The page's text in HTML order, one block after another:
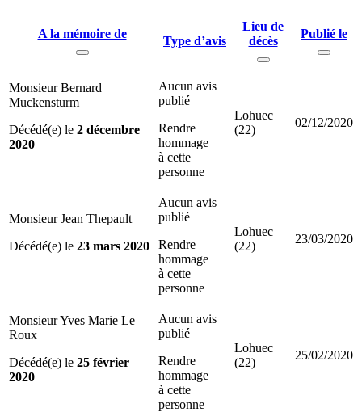
A la mémoire de
Type d’avis
Lieu de
décès
Publié le
Monsieur Bernard
Muckensturm
Décédé(e) le 2 décembre
2020
Aucun avis
publié
Rendre
hommage
à cette
personne
Lohuec
(22)
02/12/2020
Monsieur Jean Thepault
Décédé(e) le 23 mars 2020
Aucun avis
publié
Rendre
hommage
à cette
personne
Lohuec
(22)
23/03/2020
Monsieur Yves Marie Le
Roux
Décédé(e) le 25 février
2020
Aucun avis
publié
Rendre
hommage
à cette
personne
Lohuec
(22)
25/02/2020